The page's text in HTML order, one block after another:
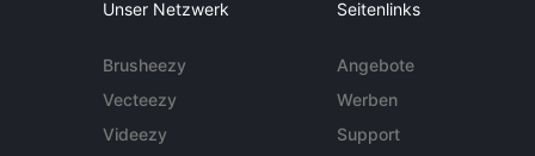
Unser Netzwerk
Brusheezy
Vecteezy
Videezy
Seitenlinks
Angebote
Werben
Support